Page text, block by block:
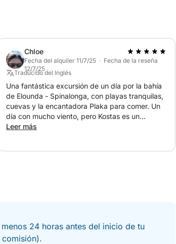
Chloe
Fecha del alquiler 11/7/25 · Fecha de la reseña
12/7/25
Traducido del Inglés
Una fantástica excursión de un día por la bahía
de Elounda - Spinalonga, con playas tranquilas,
cuevas y la encantadora Plaka para comer. Un
día con mucho viento, pero Kostas es un
excelente patrón y nos sentimos seguros en
Leer más
24 horas antes del inicio de tu